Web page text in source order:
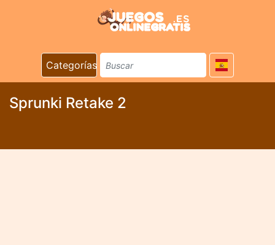
Categorías
Sprunki Retake 2